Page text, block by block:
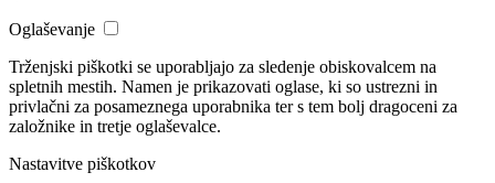
Oglaševanje
Trženjski piškotki se uporabljajo za sledenje obiskovalcem na
spletnih mestih. Namen je prikazovati oglase, ki so ustrezni in
privlačni za posameznega uporabnika ter s tem bolj dragoceni za
založnike in tretje oglaševalce.
Nastavitve piškotkov